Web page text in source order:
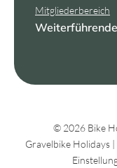
Mitgliederbereich
© 2026 Bike
Gravelbike Holidays |